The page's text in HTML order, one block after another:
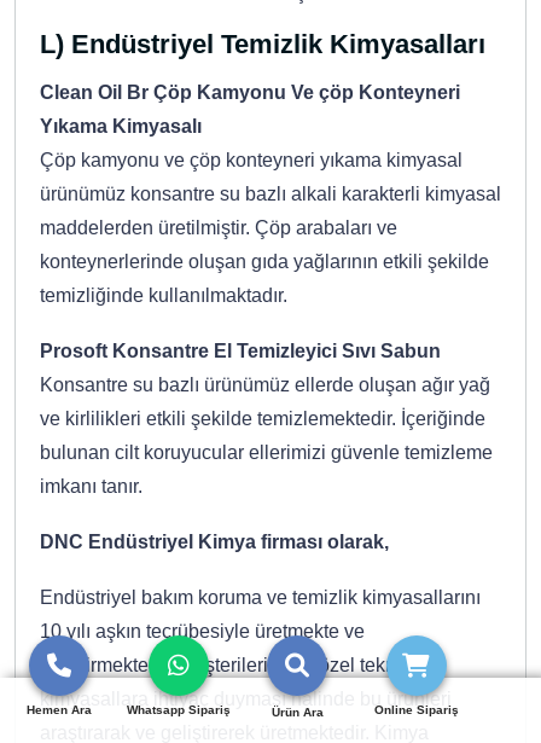
L) Endüstriyel Temizlik Kimyasalları
Clean Oil Br Çöp Kamyonu Ve çöp Konteyneri
Yıkama Kimyasalı
Çöp kamyonu ve çöp konteyneri yıkama kimyasal
ürünümüz konsantre su bazlı alkali karakterli kimyasal
maddelerden üretilmiştir. Çöp arabaları ve
konteynerlerinde oluşan gıda yağlarının etkili şekilde
temizliğinde kullanılmaktadır.
Prosoft Konsantre El Temizleyici Sıvı Sabun
Konsantre su bazlı ürünümüz ellerde oluşan ağır yağ
ve kirlilikleri etkili şekilde temizlemektedir. İçeriğinde
bulunan cilt koruyucular ellerimizi güvenle temizleme
imkanı tanır.
DNC Endüstriyel Kimya firması olarak,
Endüstriyel bakım koruma ve temizlik kimyasallarını
10 yılı aşkın tecrübesiyle üretmekte ve
geliştirmektedir. Müşterilerimizin özel teknik
kimyasallara ihtiyaç duyması halinde bu ürünleri
Hemen Ara Whatsapp Sipariş Ürün Ara Online Sipariş